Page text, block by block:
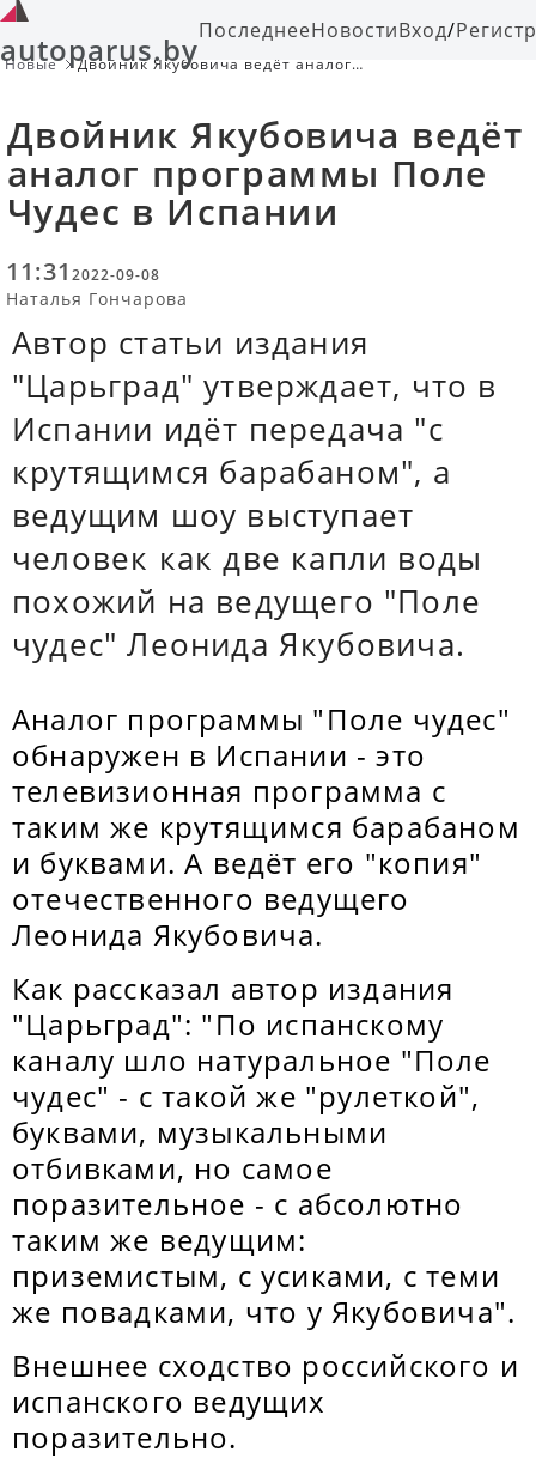
autoparus.byПоследнееНовостиВход/
Новые
Двойник Якубовича ведёт аналог
Двойник Якубовича ведёт
аналог программы Поле
Чудес в Испании
11:31 2022-09-08
Наталья Гончарова
Автор статьи издания
"Царьград" утверждает, что в
Испании идёт передача "с
крутящимся барабаном", а
ведущим шоу выступает
человек как две капли воды
похожий на ведущего "Поле
чудес" Леонида Якубовича.
Аналог программы "Поле чудес"
обнаружен в Испании - это
телевизионная программа с
таким же крутящимся барабаном
и буквами. А ведёт его "копия"
отечественного ведущего
Леонида Якубовича.
Как рассказал автор издания
"Царьград": "По испанскому
каналу шло натуральное "Поле
чудес" - с такой же "рулеткой",
буквами, музыкальными
отбивками, но самое
поразительное - с абсолютно
таким же ведущим:
приземистым, с усиками, с теми
же повадками, что у Якубовича".
Внешнее сходство российского и
испанского ведущих
поразительно.